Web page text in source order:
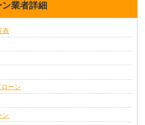
業者詳細
表
ーン
ン